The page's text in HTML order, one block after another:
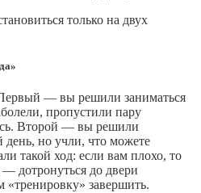
только на двух
— вы решили заниматься
пропустили пару
Второй — вы решили
день, но учли, что можете
такой ход: если вам плохо, то
дотронуться до двери
«тренировку» завершить.